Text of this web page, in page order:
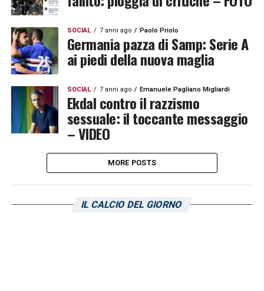
SOCIAL 7 anni ago Paolo Priolo
Germania pazza di Samp: Serie A
ai piedi della nuova maglia
SOCIAL 7 anni ago Emanuele Pagliano Migliardi
Ekdal contro il razzismo
sessuale: il toccante messaggio
– VIDEO
MORE POSTS
IL CALCIO DEL GIORNO